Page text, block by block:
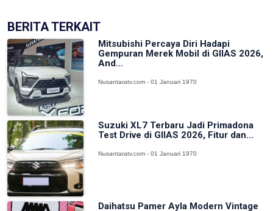
BERITA TERKAIT
Mitsubishi Percaya Diri Hadapi
Gempuran Merek Mobil di GIIAS 2026,
And...
Nusantaratv.com - 01 Januari 1970
Suzuki XL7 Terbaru Jadi Primadona
Test Drive di GIIAS 2026, Fitur dan...
Nusantaratv.com - 01 Januari 1970
Daihatsu Pamer Ayla Modern Vintage